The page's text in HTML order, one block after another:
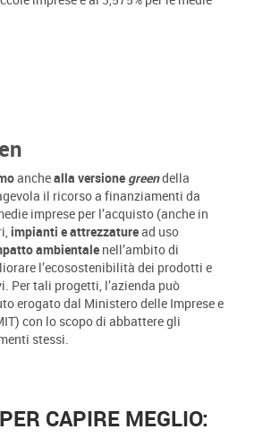
anchealla versione greendella
il ricorso a finanziamenti da
imprese per l’acquisto (anche in
impianti e attrezzaturead uso
ambientale nell’ambito di
l’ecosostenibilità dei prodotti e
Per tali progetti, l’azienda può
erogato dal Ministero delle Imprese e
con lo scopo di abbattere gli
stessi.
CAPIRE MEGLIO: